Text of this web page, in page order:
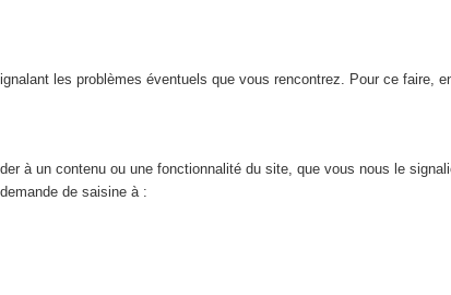
les problèmes éventuels que vous rencontrez. Pour ce faire,
à un contenu ou une fonctionnalité du site, que vous nous le
de saisine à :